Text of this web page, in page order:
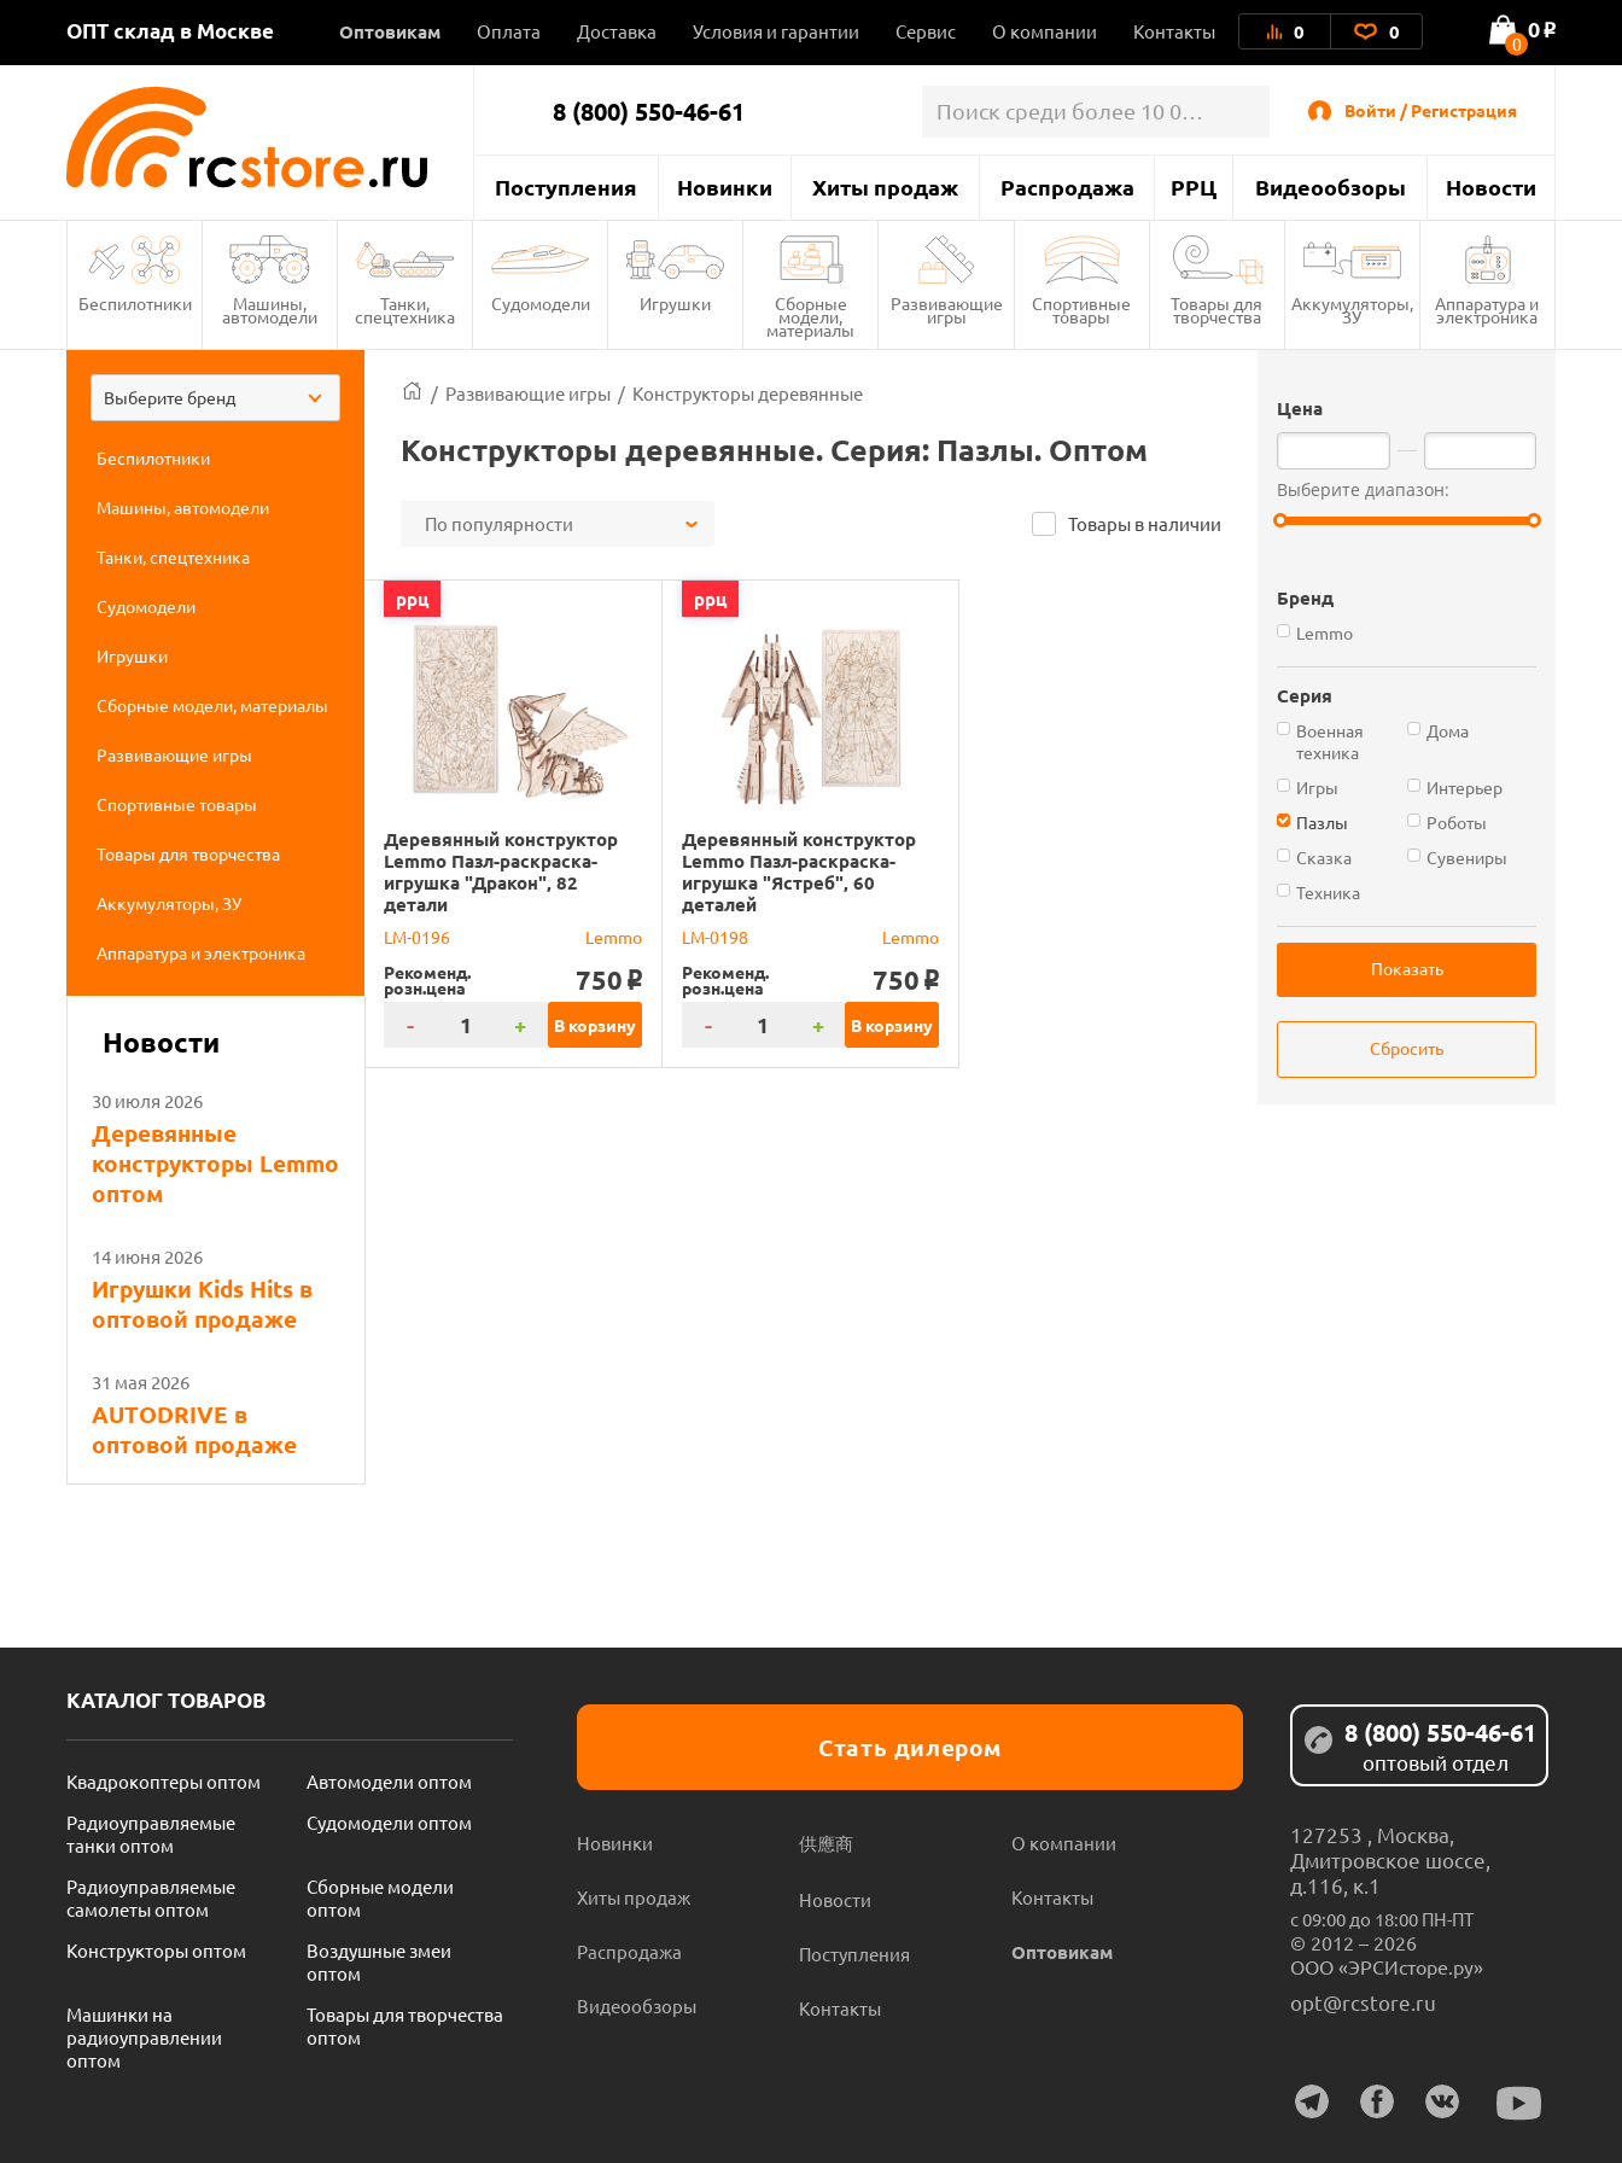
ОПТ склад в Москве Оптовикам Оплата Доставка Условия и гарантии Сервис О компании Контакты 0 0 0
0 o
8 (800) 550-46-61 Войти / Регистрация
Поступления Новинки Хиты продаж Распродажа РРЦ Видеообзоры Новости
Беспилотники Машины,
автомодели
Танки,
спецтехника
Судомодели Игрушки Сборные
модели,
материалы
Развивающие
игры
Спортивные
товары
Товары для
творчества
Аккумуляторы,
ЗУ
Аппаратура и
электроника
Выберите бренд
Беспилотники
Машины, автомодели
Танки, спецтехника
Судомодели
Игрушки
Сборные модели, материалы
Развивающие игры
Спортивные товары
Товары для творчества
Аккумуляторы, ЗУ
Аппаратура и электроника
Новости
30 июля 2026
Деревянные
конструкторы Lemmo
оптом
14 июня 2026
Игрушки Kids Hits в
оптовой продаже
31 мая 2026
AUTODRIVE в
оптовой продаже
Цена
Выберите диапазон:
Бренд
Lemmo
Серия
Военная
техника
Дома
Игры
Интерьер
Пазлы
Роботы
Сказка
Сувениры
Техника
/ Развивающие игры / Конструкторы деревянные
Конструкторы деревянные. Серия: Пазлы. Оптом
По популярности Товары в наличии
ррц
Деревянный конструктор
Lemmo Пазл-раскраска-
игрушка "Дракон", 82
детали
LM-0196
Lemmo
Рекоменд.
розн.цена 750 o
- + В корзину
ррц
Деревянный конструктор
Lemmo Пазл-раскраска-
игрушка "Ястреб", 60
деталей
LM-0198
Lemmo
Рекоменд.
розн.цена 750 o
- + В корзину
КАТАЛОГ ТОВАРОВ
Квадрокоптеры оптом
Автомодели оптом
Радиоуправляемые
танки оптом
Судомодели оптом
Радиоуправляемые
самолеты оптом
Сборные модели
оптом
Конструкторы оптом
Воздушные змеи
оптом
Машинки на
радиоуправлении
оптом
Товары для творчества
оптом
Стать дилером
Новинки
Хиты продаж
Распродажа
Видеообзоры
供應商
Новости
Поступления
Контакты
О компании
Контакты
Оптовикам
8 (800) 550-46-61
оптовый отдел
127253 Москва
Дмитровское шоссе,
д.116, к.1
с 09:00 до 18:00 ПН-ПТ
© 2012 – 2026
ООО «ЭРСИсторе.ру»
opt@rcstore.ru